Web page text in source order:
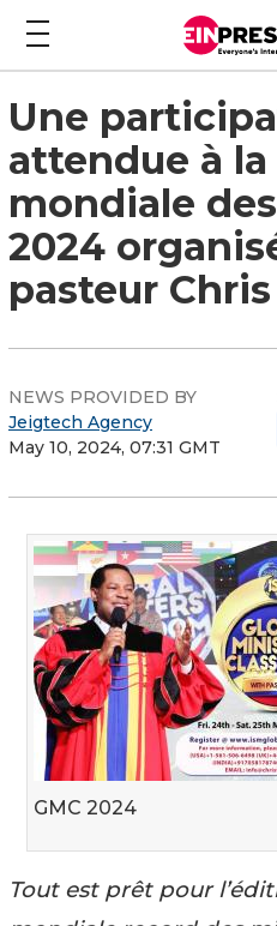
Une
attendue à la
mondiale
2024
pasteur Chris
NEWS PROVIDED BY
Jeigtech Agency
May 10, 2024, 07:31 GMT
GMC 2024
Tout est prêt pour